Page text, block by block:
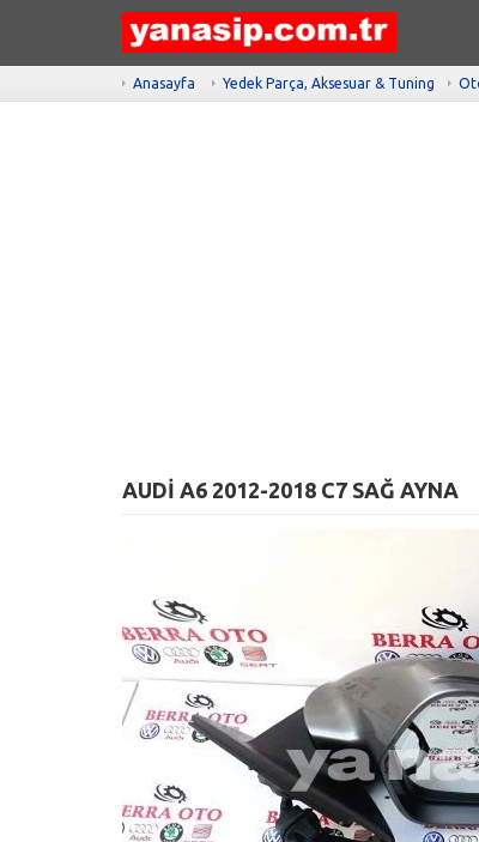
Anasayfa Yedek Parça, Aksesuar & Tuning
AUDİ A6 2012-2018 C7 SAĞ AYNA